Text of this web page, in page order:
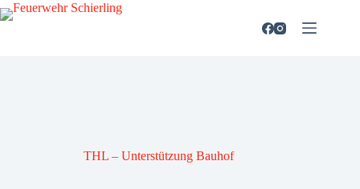
Zum
Inhalt
THL – Unter­stüt­zung Bau­hof